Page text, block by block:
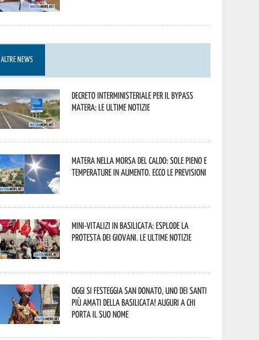
ALTRE NEWS
Decreto interministeriale per il Bypass
Matera: le ultime notizie
Matera nella morsa del caldo: sole pieno e
temperature in aumento. Ecco le previsioni
Mini-vitalizi in Basilicata: esplode la
protesta dei giovani. Le ultime notizie
Oggi si festeggia San Donato, uno dei Santi
più amati della Basilicata! Auguri a chi
porta il suo nome